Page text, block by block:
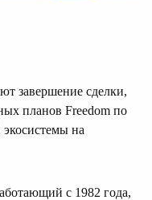
завершение сделки,
планов Freedom по
на
с 1982 года,